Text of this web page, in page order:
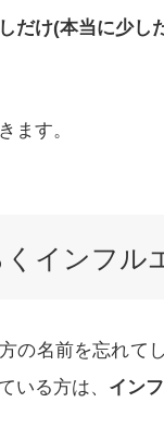
だけ(本当に少し
ます。
くインフル
の名前を忘れて
いる方は、 イン